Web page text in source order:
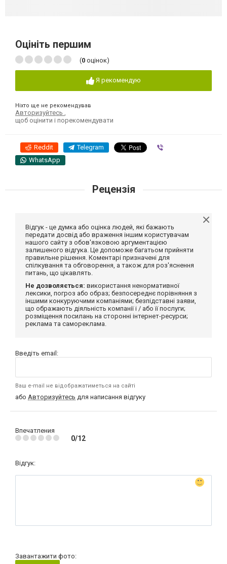
Оцініть першим
(0 оцінок)
Я рекомендую
Ніхто ще не рекомендував
Авторизуйтесь
щоб оцінити і порекомендувати
Reddit Telegram
WhatsApp
Рецензія
Відгук - це думка або оцінка людей, які бажають
передати досвід або враження іншим користувачам
нашого сайту з обов'язковою аргументацією
залишеного відгука. Це допоможе багатьом прийняти
правильне рішення. Коментарі призначені для
спілкування та обговорення, а також для роз'яснення
питань, що цікавлять.
Не дозволяється: використання ненормативної
лексики, погроз або образ; безпосереднє порівняння з
іншими конкуруючими компаніями; безпідставні заяви,
що ображають діяльність компанії і / або її послуги;
розміщення посилань на сторонні інтернет-ресурси;
реклама та самореклама.
Введіть email:
Ваш e-mail не відображатиметься на сайті
або Авторизуйтесь для написання відгуку
Впечатления
0/12
Відгук:
Завантажити фото: